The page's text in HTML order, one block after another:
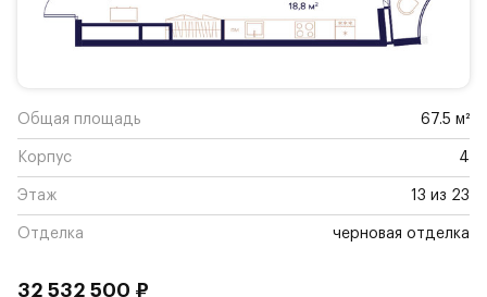
Общая площадь 67.5 м²
Корпус 4
Этаж 13 из 23
Отделка черновая отделка
32 532 500 ₽